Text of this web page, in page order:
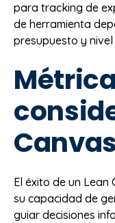
para tracking de
de herramienta
presupuesto y
Canvas
El éxito de un Lean
su capacidad de
guiar decisiones